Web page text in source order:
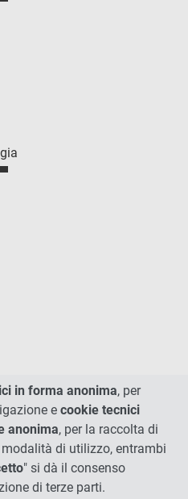
in forma anonima, per
e cookie tecnici
anonima, per la raccolta di
di utilizzo, entrambi
" si dà il consenso
di terze parti.